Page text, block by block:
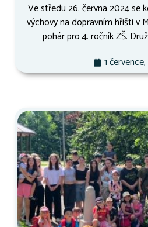
Ve středu 26. června 2024 se
výchovy na dopravním hřišti v
pohár pro 4. ročník ZŠ.
1